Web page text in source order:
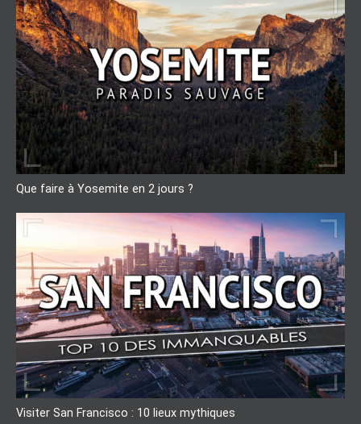
Que faire à Yosemite en 2 jours ?
Visiter San Francisco : 10 lieux mythiques